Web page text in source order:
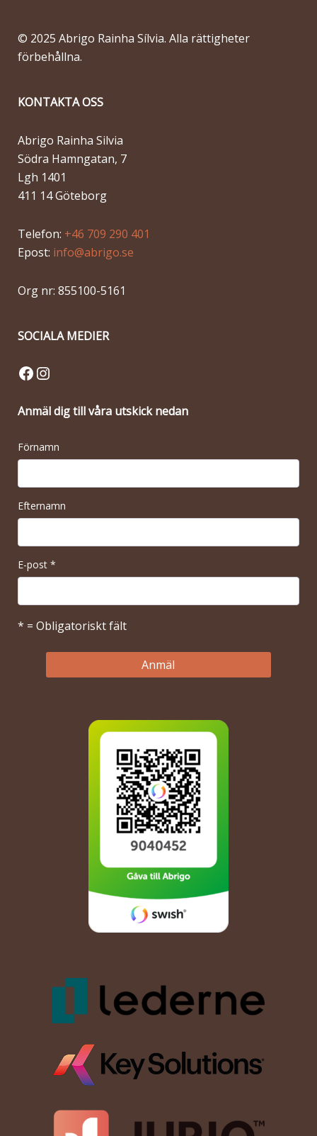
© 2025 Abrigo Rainha Sílvia. Alla rättigheter
förbehållna.
KONTAKTA OSS
Abrigo Rainha Silvia
Södra Hamngatan, 7
Lgh 1401
411 14 Göteborg
Telefon: +46 709 290 401
Epost: info@abrigo.se
Org nr: 855100-5161
SOCIALA MEDIER
Facebook
Instagram
Anmäl dig till våra utskick nedan
Förnamn
Efternamn
E-post *
* = Obligatoriskt fält